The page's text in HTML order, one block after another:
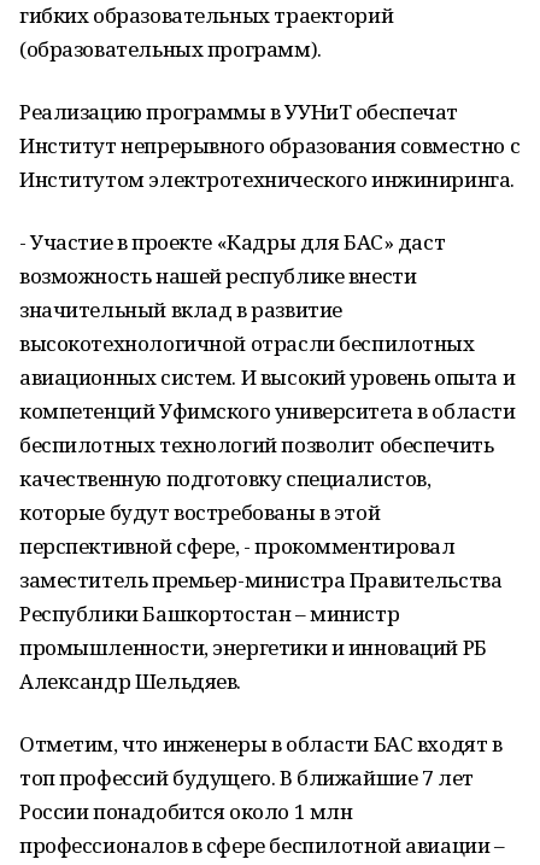
гибких образовательных траекторий
(образовательных программ).
Реализацию программы в УУНиТ обеспечат
Институт непрерывного образования совместно с
Институтом электротехнического инжиниринга.
- Участие в проекте «Кадры для БАС» даст
возможность нашей республике внести
значительный вклад в развитие
высокотехнологичной отрасли беспилотных
авиационных систем. И высокий уровень опыта и
компетенций Уфимского университета в области
беспилотных технологий позволит обеспечить
качественную подготовку специалистов,
которые будут востребованы в этой
перспективной сфере, - прокомментировал
заместитель премьер-министра Правительства
Республики Башкортостан – министр
промышленности, энергетики и инноваций РБ
Александр Шельдяев.
Отметим, что инженеры в области БАС входят в
топ профессий будущего. В ближайшие 7 лет
России понадобится около 1 млн
профессионалов в сфере беспилотной авиации –